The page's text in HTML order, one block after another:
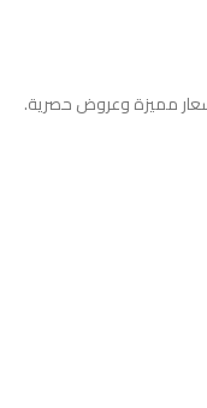
مميزة وعروض حصرية.